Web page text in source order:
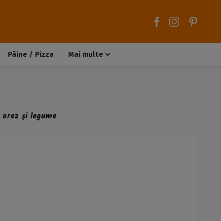
Pâine / Pizza Mai multe
și legume